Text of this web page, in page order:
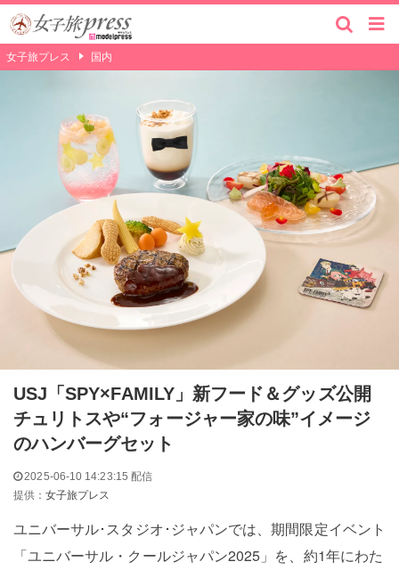
女子旅プレス 国内
USJ「SPY×FAMILY」新フード＆グッズ公開
チュリトスや“フォージャー家の味”イメージ
のハンバーグセット
2025-06-10 14:23:15 配信
提供：女子旅プレス
ユニバーサル･スタジオ･ジャパンでは、期間限定イベント
「ユニバーサル・クールジャパン2025」を、約1年にわた